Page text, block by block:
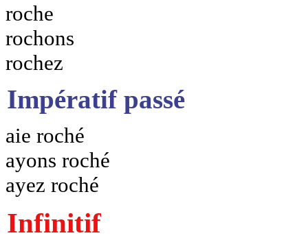
roche
rochons
rochez
Impératif passé
aie roché
ayons roché
ayez roché
Infinitif